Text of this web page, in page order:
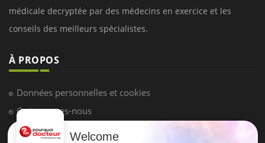
médicale decryptée par des médecins en exercice et les
conseils des meilleurs spécialistes.
À PROPOS
Données personnelles et cookies
Qui sommes-nous
Conditions d'utilisation
Welcome